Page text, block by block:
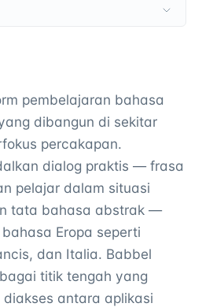
pembelajaran bahasa
dibangun di sekitar
percakapan.
dialog praktis — frasa
pelajar dalam situasi
tata bahasa abstrak —
Eropa seperti
dan Italia. Babbel
titik tengah yang
antara aplikasi